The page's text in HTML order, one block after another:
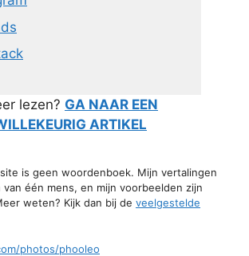
lezen? GA NAAR EEN
ARTIKEL
is geen woordenboek. Mijn vertalingen
van één mens, en mijn voorbeelden zijn
weten? Kijk dan bij de veelgestelde
photos/phooleo